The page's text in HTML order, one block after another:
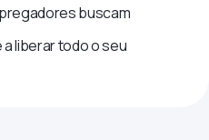
buscam
liberar todo o seu